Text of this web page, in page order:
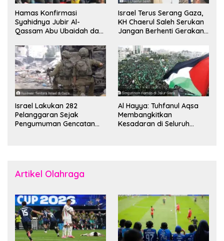
Hamas Konfirmasi
Syahidnya Jubir Al-
Qassam Abu Ubaidah dan
Sinwar
Israel Terus Serang Gaza,
KH Chaerul Saleh Serukan
Jangan Berhenti Gerakan
Israel Lakukan 282
Pelanggaran Sejak
Pengumuman Gencatan
Al Hayya: Tuhfanul Aqsa
Membangkitkan
Kesadaran di Seluruh
Artikel Olahraga